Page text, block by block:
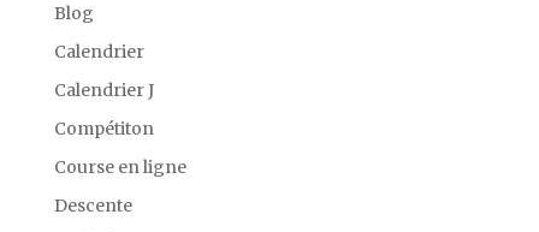
Blog
Calendrier
Calendrier J
Compétiton
Course en ligne
Descente